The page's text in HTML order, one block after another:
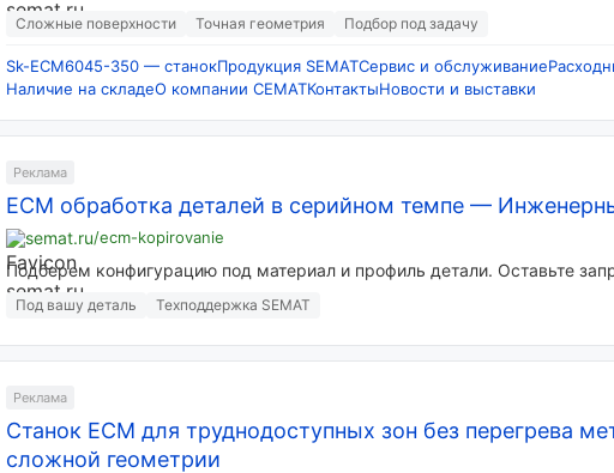
Сложные поверхности Точная геометрия Подбор под задачу
Sk-ECM6045-350 — станокПродукция SEMATСервис и обслуживание
Наличие на складеО компании СЕМАТКонтактыНовости и выставки
Реклама
ECM обработка деталей в серийном темпе —
semat.ru/ecm-kopirovanie
Подберем конфигурацию под материал и профиль детали. Оставьте
Под вашу деталь Техподдержка SEMAT
Реклама
Станок ECM для труднодоступных зон без перегрева
сложной геометрии